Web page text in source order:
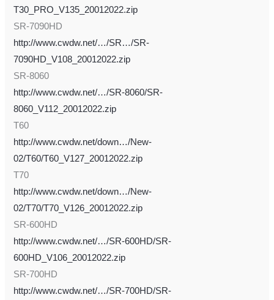
T30_PRO_V135_20012022.zip
SR-7090HD
http://www.cwdw.net/…/SR…/SR-
7090HD_V108_20012022.zip
SR-8060
http://www.cwdw.net/…/SR-8060/SR-
8060_V112_20012022.zip
T60
http://www.cwdw.net/down…/New-
02/T60/T60_V127_20012022.zip
T70
http://www.cwdw.net/down…/New-
02/T70/T70_V126_20012022.zip
SR-600HD
http://www.cwdw.net/…/SR-600HD/SR-
600HD_V106_20012022.zip
SR-700HD
http://www.cwdw.net/…/SR-700HD/SR-